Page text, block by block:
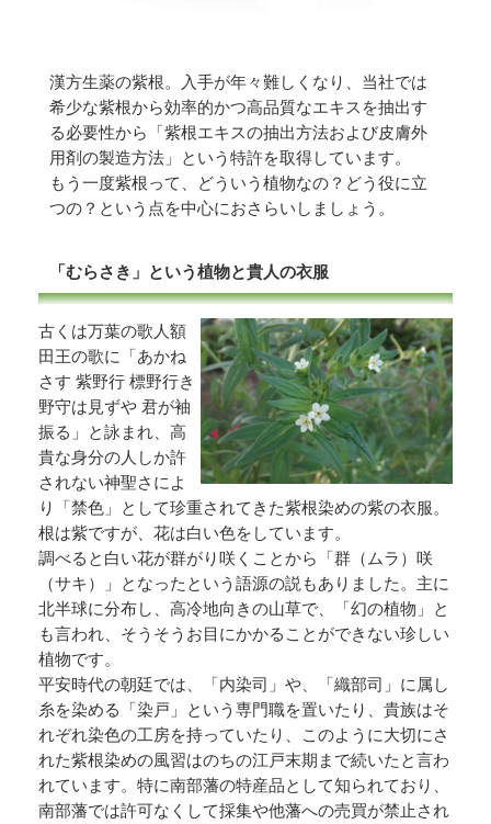
漢方生薬の紫根。入手が年々難しくなり、当社では
希少な紫根から効率的かつ高品質なエキスを抽出す
る必要性から「紫根エキスの抽出方法および皮膚外
用剤の製造方法」という特許を取得しています。
もう一度紫根って、どういう植物なの？どう役に立
つの？という点を中心におさらいしましょう。
「むらさき」という植物と貴人の衣服
古くは万葉の歌人額
田王の歌に「あかね
さす 紫野行 標野行き
野守は見ずや 君が袖
振る」と詠まれ、高
貴な身分の人しか許
されない神聖さによ
り「禁色」として珍重されてきた紫根染めの紫の衣服。
根は紫ですが、花は白い色をしています。
調べると白い花が群がり咲くことから「群（ムラ）咲
（サキ）」となったという語源の説もありました。主に
北半球に分布し、高冷地向きの山草で、「幻の植物」と
も言われ、そうそうお目にかかることができない珍しい
植物です。
平安時代の朝廷では、「内染司」や、「織部司」に属し
糸を染める「染戸」という専門職を置いたり、貴族はそ
れぞれ染色の工房を持っていたり、このように大切にさ
れた紫根染めの風習はのちの江戸末期まで続いたと言わ
れています。特に南部藩の特産品として知られており、
南部藩では許可なくして採集や他藩への売買が禁止され